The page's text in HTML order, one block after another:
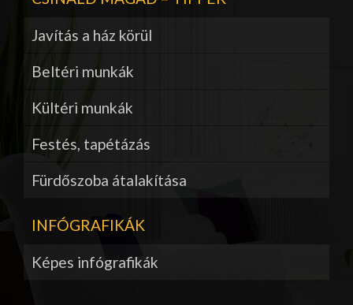
Javítás a ház körül
Beltéri munkák
Kültéri munkák
Festés, tapétázás
Fürdőszoba átalakítása
INFÓGRAFIKÁK
Képes infógrafikák